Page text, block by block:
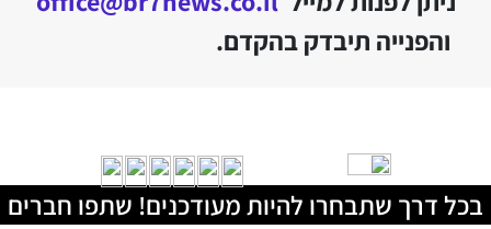
והפנייה תיבדק בהקדם.
בכל דרך שתבחרו להיות מעודכנים! שתפו חברים